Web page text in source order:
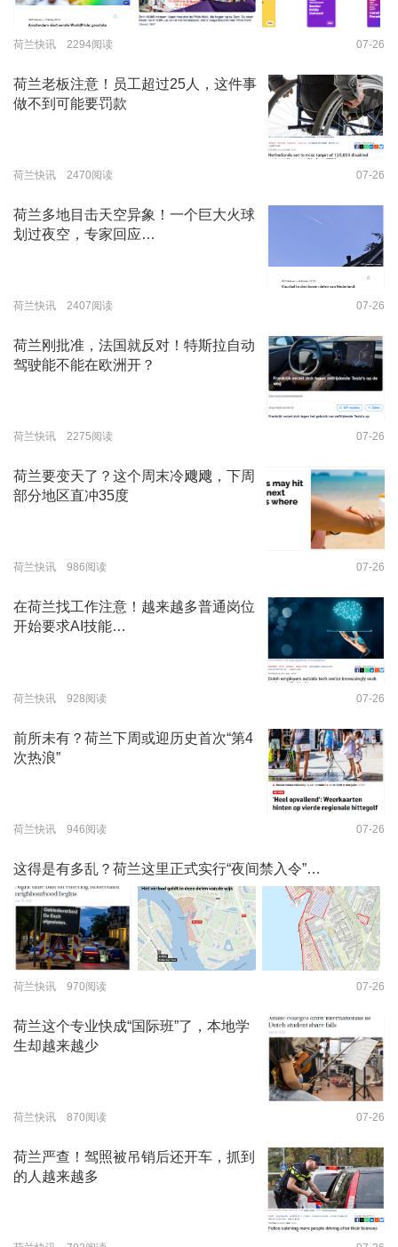
荷兰快讯 2294阅读 07-26
荷兰老板注意！员工超过25人，这件事
做不到可能要罚款
荷兰快讯 2470阅读 07-26
荷兰多地目击天空异象！一个巨大火球
划过夜空，专家回应…
荷兰快讯 2407阅读 07-26
荷兰刚批准，法国就反对！特斯拉自动
驾驶能不能在欧洲开？
荷兰快讯 2275阅读 07-26
荷兰要变天了？这个周末冷飕飕，下周
部分地区直冲35度
荷兰快讯 986阅读 07-26
在荷兰找工作注意！越来越多普通岗位
开始要求AI技能…
荷兰快讯 928阅读 07-26
前所未有？荷兰下周或迎历史首次“第4
次热浪”
荷兰快讯 946阅读 07-26
这得是有多乱？荷兰这里正式实行“夜间禁入令”…
荷兰快讯 970阅读 07-26
荷兰这个专业快成“国际班”了，本地学
生却越来越少
荷兰快讯 870阅读 07-26
荷兰严查！驾照被吊销后还开车，抓到
的人越来越多